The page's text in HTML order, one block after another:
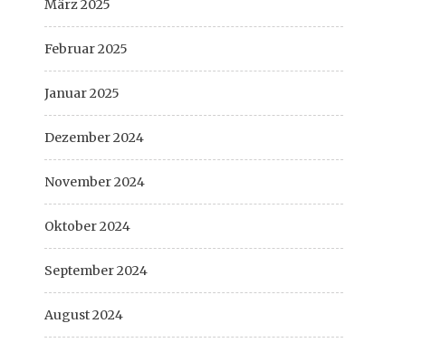
März 2025
Februar 2025
Januar 2025
Dezember 2024
November 2024
Oktober 2024
September 2024
August 2024